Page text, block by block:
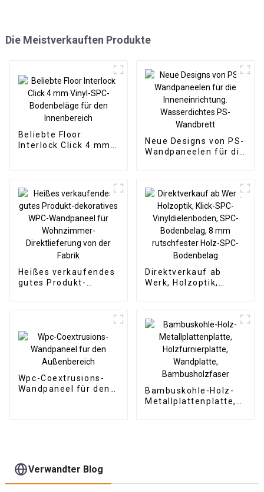
Die Meistverkauften Produkte
Beliebte Floor
Interlock Click 4 mm
Neue Designs von PS-
Wandpaneelen für die
Heißes verkaufendes
gutes Produkt-
der Fabrik
Direktverkauf ab
Werk, Holzoptik,
mm rutschfester
Holz-SPC-Bodenbelag
Wpc-Coextrusions-
Wandpaneel für den
Bambuskohle-Holz-
Metallplattenplatte,
Verwandter Blog